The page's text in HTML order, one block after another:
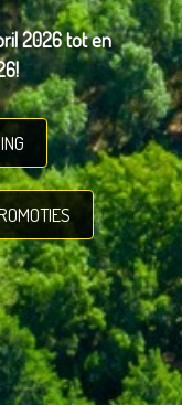
2026 tot en
steenworp
alles in een
van het